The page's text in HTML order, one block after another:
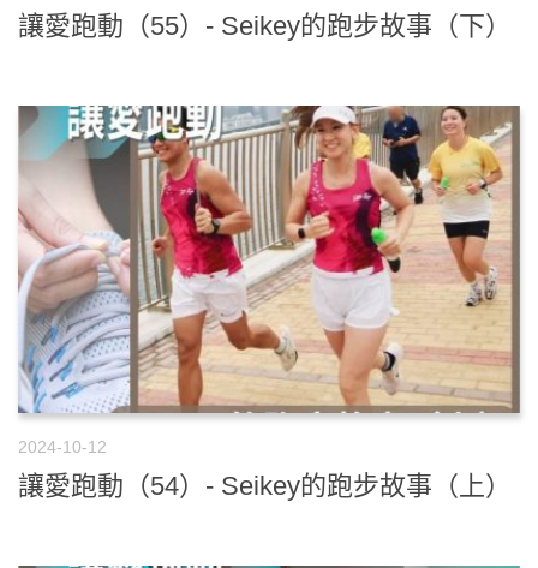
讓愛跑動（55）- Seikey的跑步故事（下）
2024-10-12
讓愛跑動（54）- Seikey的跑步故事（上）